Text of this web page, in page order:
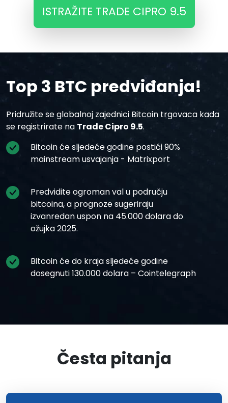
ISTRAŽITE TRADE CIPRO 9.5
Top 3 BTC predviđanja!
Pridružite se globalnoj zajednici Bitcoin trgovaca kada
se registrirate na Trade Cipro 9.5.
Bitcoin će sljedeće godine postići 90%
mainstream usvajanja - Matrixport
Predvidite ogroman val u području
bitcoina, a prognoze sugeriraju
izvanredan uspon na 45.000 dolara do
ožujka 2025.
Bitcoin će do kraja sljedeće godine
dosegnuti 130.000 dolara – Cointelegraph
Česta pitanja